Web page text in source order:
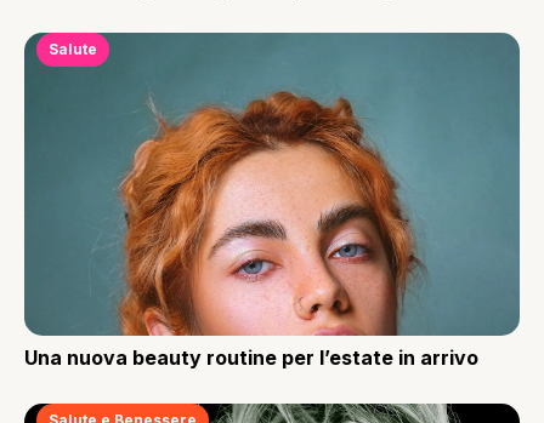
Salute
Una nuova beauty routine per l’estate in arrivo